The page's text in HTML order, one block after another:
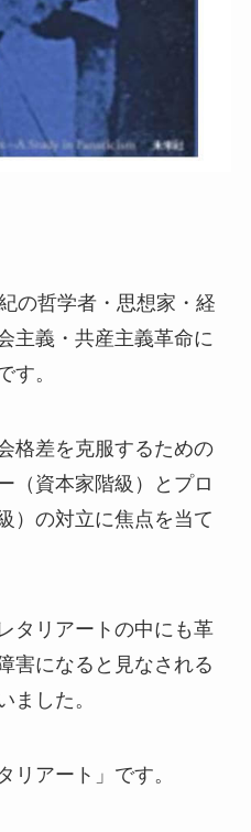
の哲学者・思想家・経
主義・共産主義革命に
す。
格差を克服するための
（資本家階級）とプロ
）の対立に焦点を当て
タリアートの中にも革
害になると見なされる
ました。
リアート」です。